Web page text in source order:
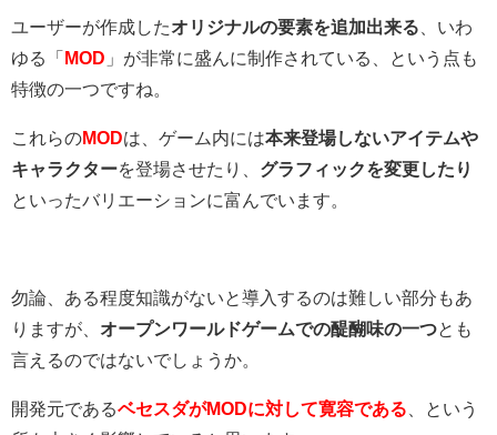
ユーザーが作成したオリジナルの要素を追加出来る 、いわ
ゆる「 MOD 」が非常に盛んに制作されている、という点も
特徴の一つですね。
これらのMODは、ゲーム内には本来登場しないアイテムや
キャラクターを登場させたり、 グラフィックを変更したり
といったバリエーションに富んでいます。
勿論、ある程度知識がないと導入するのは難しい部分もあ
りますが、 オープンワールドゲームでの醍醐味の一つとも
言えるのではないでしょうか。
開発元であるベセスダがMODに対して寛容である 、という